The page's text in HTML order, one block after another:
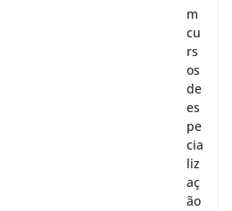
m
cu
rs
os
de
es
pe
cia
liz
aç
ão